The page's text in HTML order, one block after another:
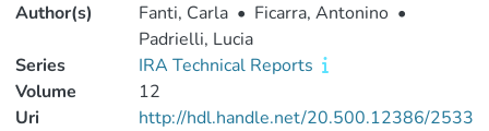
Author(s) Fanti, Carla • Ficarra, Antonino •
Padrielli, Lucia
Series
IRA Technical Reports
Volume
12
Uri
http://hdl.handle.net/20.500.12386/2533